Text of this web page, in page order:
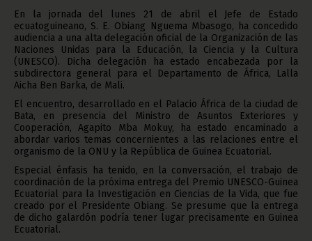
En la jornada del lunes 21 de abril el Jefe de Estado
ecuatoguineano, S. E. Obiang Nguema Mbasogo, ha concedido
audiencia a una alta delegación oficial de la Organización de las
Naciones Unidas para la Educación, la Ciencia y la Cultura
(UNESCO). Dicha delegación ha estado encabezada por la
subdirectora general para el Departamento de África, Lalla
Aicha Ben Barka, de Mali.
El encuentro, desarrollado en el Palacio África de la ciudad de
Bata, en presencia del Ministro de Asuntos Exteriores y
Cooperación, Agapito Mba Mokuy, ha estado encaminado a
abordar varios temas concernientes a las relaciones entre el
organismo de la ONU y la República de Guinea Ecuatorial.
Especial énfasis ha tenido, en la conversación, el trabajo de
coordinación de la próxima entrega del Premio UNESCO-Guinea
Ecuatorial para la Investigación en Ciencias de la Vida, que fue
creado por el Presidente Obiang. Se presume que la entrega
de dicho galardón podría tener lugar precisamente en Guinea
Ecuatorial.